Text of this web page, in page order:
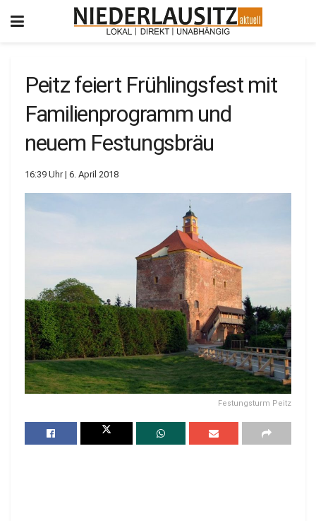
Peitz feiert Frühlingsfest mit
Familienprogramm und
neuem Festungsbräu
16:39 Uhr | 6. April 2018
Festungsturm Peitz